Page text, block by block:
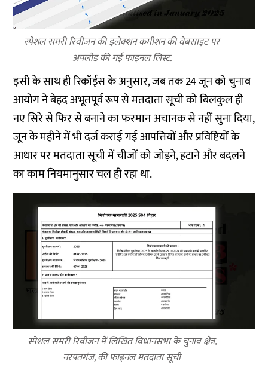
स्पेशल समरी रिवीजन की इलेक्शन कमीशन की वेबसाइट पर
अपलोड की गई फाइनल लिस्ट.
इसी के साथ ही रिकॉर्ड्स के अनुसार, जब तक 24 जून को चुनाव
आयोग ने बेहद अभूतपूर्व रूप से मतदाता सूची को बिलकुल ही
नए सिरे से फिर से बनाने का फरमान अचानक से नहीं सुना दिया,
जून के महीने में भी दर्ज कराई गई आपत्तियों और प्रविष्टियों के
आधार पर मतदाता सूची में चीजों को जोड़ने, हटाने और बदलने
का काम नियमानुसार चल ही रहा था.
स्पेशल समरी रिवीजन में लिखित विधानसभा के चुनाव क्षेत्र,
नरपतगंज, की फाइनल मतदाता सूची